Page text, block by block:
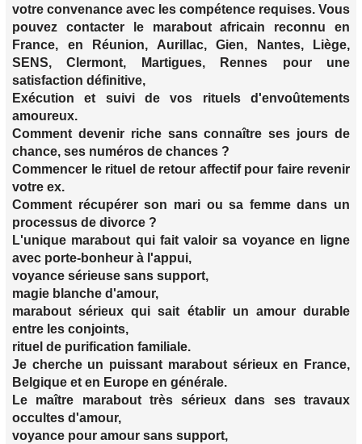
votre convenance avec les compétence requises. Vous
pouvez contacter le marabout africain reconnu en
France, en Réunion, Aurillac, Gien, Nantes, Liège,
SENS, Clermont, Martigues, Rennes pour une
satisfaction définitive,
Exécution et suivi de vos rituels d'envoûtements
amoureux.
Comment devenir riche sans connaître ses jours de
chance, ses numéros de chances ?
Commencer le rituel de retour affectif pour faire revenir
votre ex.
Comment récupérer son mari ou sa femme dans un
processus de divorce ?
L'unique marabout qui fait valoir sa voyance en ligne
avec porte-bonheur à l'appui,
voyance sérieuse sans support,
magie blanche d'amour,
marabout sérieux qui sait établir un amour durable
entre les conjoints,
rituel de purification familiale.
Je cherche un puissant marabout sérieux en France,
Belgique et en Europe en générale.
Le maître marabout très sérieux dans ses travaux
occultes d'amour,
voyance pour amour sans support,